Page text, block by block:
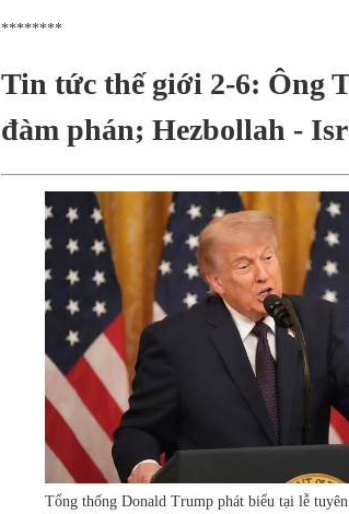
********
Tin tức thế giới 2-6: Ông
đàm phán; Hezbollah -
Tổng thống Donald Trump phát biểu tại lễ